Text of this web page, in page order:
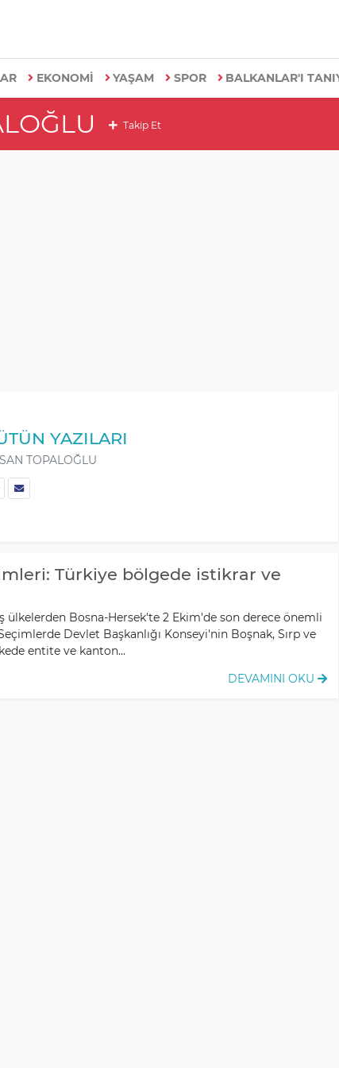
EKONOMİ YAŞAM SPOR BALKANLAR'I
Takip Et
YAZILARI
TOPALOĞLU
Türkiye bölgede istikrar ve
ülkelerden Bosna-Hersek'te 2 Ekim'de son derece önemli
Devlet Başkanlığı Konseyi'nin Boşnak, Sırp ve
entite ve kanton...
DEVAMINI OKU